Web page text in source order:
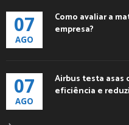
07
AGO
Como avaliar a
empresa?
07
AGO
Airbus testa asas
eficiência e